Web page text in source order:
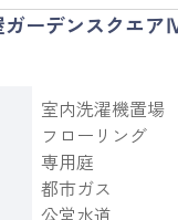
ガーデンスクエ
室内洗濯機置場
フローリング
専用庭
都市ガス
公営水道